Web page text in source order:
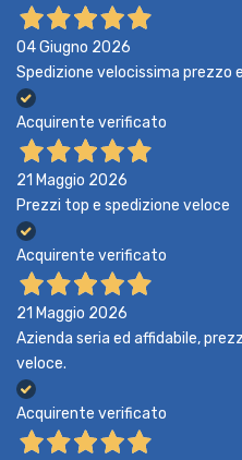
04 Giugno 2026
Spedizione velocissima prezzo
Acquirente verificato
21 Maggio 2026
Prezzi top e spedizione veloce
Acquirente verificato
21 Maggio 2026
Azienda seria ed affidabile,
veloce.
Acquirente verificato